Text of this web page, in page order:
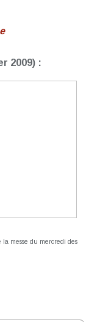
2009) :
messe du mercredi des